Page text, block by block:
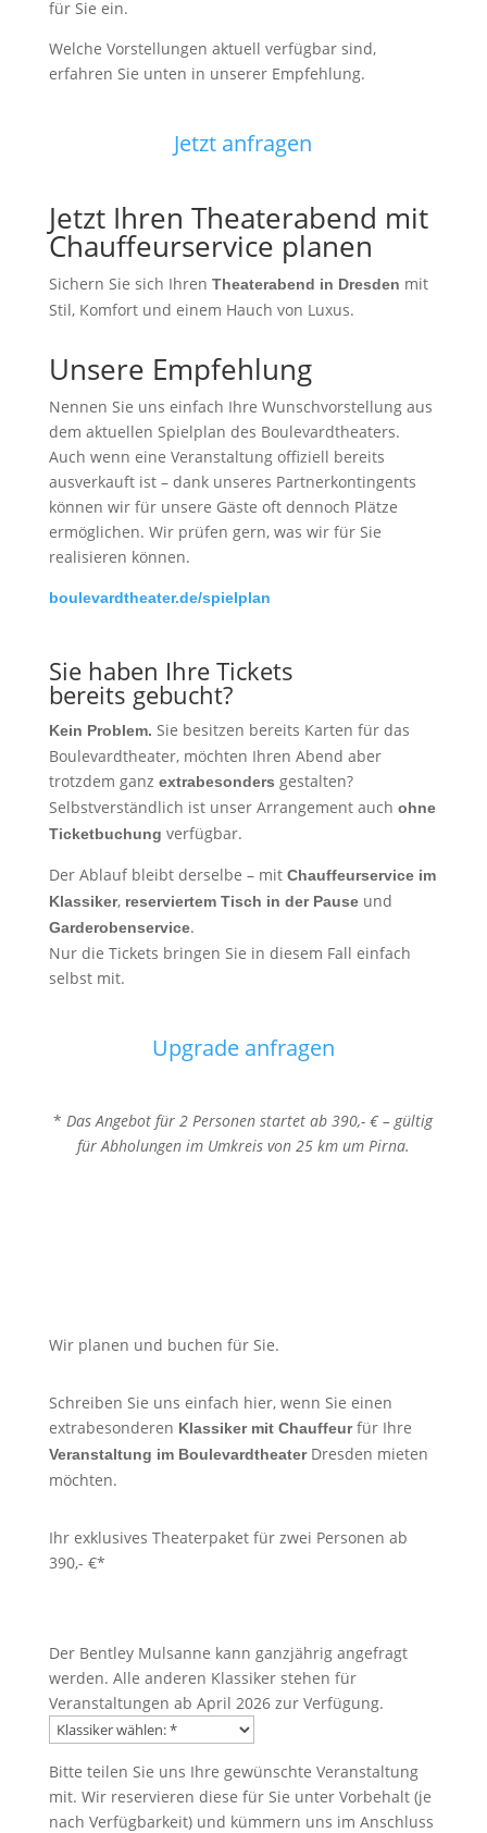
für Sie ein.
Welche Vorstellungen aktuell verfügbar sind,
erfahren Sie unten in unserer Empfehlung.
Jetzt anfragen
Jetzt Ihren Theaterabend mit
Chauffeurservice planen
Sichern Sie sich Ihren Theaterabend in Dresden mit
Stil, Komfort und einem Hauch von Luxus.
Unsere Empfehlung
Nennen Sie uns einfach Ihre Wunschvorstellung aus
dem aktuellen Spielplan des Boulevardtheaters.
Auch wenn eine Veranstaltung offiziell bereits
ausverkauft ist – dank unseres Partnerkontingents
können wir für unsere Gäste oft dennoch Plätze
ermöglichen. Wir prüfen gern, was wir für Sie
realisieren können.
boulevardtheater.de/spielplan
Sie haben Ihre Tickets
bereits gebucht?
Kein Problem. Sie besitzen bereits Karten für das
Boulevardtheater, möchten Ihren Abend aber
trotzdem ganz extrabesonders gestalten?
Selbstverständlich ist unser Arrangement auch ohne
Ticketbuchung verfügbar.
Der Ablauf bleibt derselbe – mit Chauffeurservice im
Klassiker, reserviertem Tisch in der Pauseund
Garderobenservice.
Nur die Tickets bringen Sie in diesem Fall einfach
selbst mit.
Upgrade anfragen
*Das Angebot für 2 Personen startet ab 390,- € – gültig
für Abholungen im Umkreis von 25 km um Pirna.
Wir planen und buchen für Sie.
Schreiben Sie uns einfach hier, wenn Sie einen
extrabesonderen Klassiker mit Chauffeurfür Ihre
Veranstaltung im BoulevardtheaterDresden mieten
möchten.
Ihr exklusives Theaterpaket für zwei Personen ab
390,- €*
Klassiker wählen:
Der Bentley Mulsanne kann ganzjährig angefragt
werden. Alle anderen Klassiker stehen für
Veranstaltungen ab April 2026 zur Verfügung.
Name der gewünschten Veranstaltung
Bitte teilen Sie uns Ihre gewünschte Veranstaltung
mit. Wir reservieren diese für Sie unter Vorbehalt (je
nach Verfügbarkeit) und kümmern uns im Anschluss